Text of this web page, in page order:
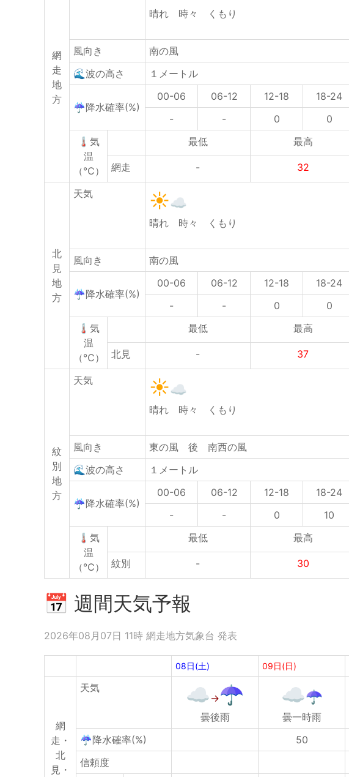
網
走
地
方
晴れ 時々 くもり
風向き 南の風
🌊波の高さ
１メートル
☔降水確率(%)
00-06 06-12 12-18 18-24
-
- 0 0
🌡気
温
（℃）
最低 最高
網走 - 32
北
見
地
方
天気
晴れ 時々 くもり
風向き 南の風
☔降水確率(%)
00-06 06-12 12-18 18-24
-
- 0 0
🌡気
温
（℃）
最低 最高
北見 - 37
紋
別
地
方
天気
晴れ 時々 くもり
風向き 東の風 後 南西の風
🌊波の高さ
１メートル
☔降水確率(%)
00-06 06-12 12-18 18-24
-
- 0 10
🌡気
温
（℃）
最低 最高
紋別 - 30
📅 週間天気予報
2026年08月07日 11時 網走地方気象台 発表
08日(土) 09日(日)
網
走・
北
見・
天気
曇後雨 曇一時雨
☔降水確率(%)
50
信頼度